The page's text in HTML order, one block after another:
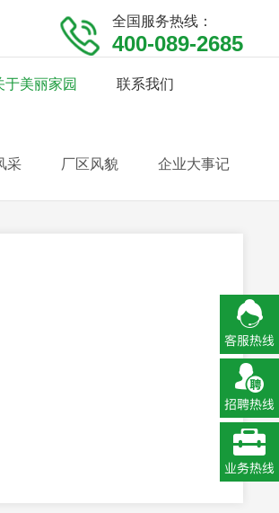
全国服务热线：
400-089-2685
于美丽家园 联系我们
采 厂区风貌 企业大事记